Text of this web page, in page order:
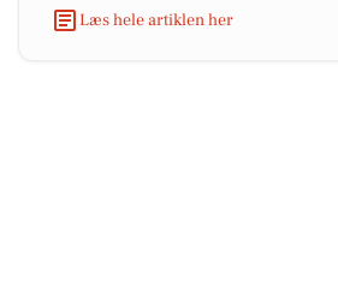
Læs hele artiklen her